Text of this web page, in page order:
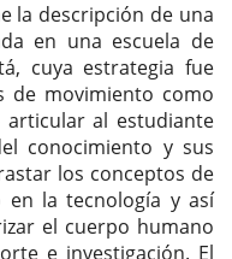
la descripción de una
en una escuela de
cuya estrategia fue
de movimiento como
articular al estudiante
conocimiento y sus
los conceptos de
en la tecnología y así
el cuerpo humano
e investigación. El